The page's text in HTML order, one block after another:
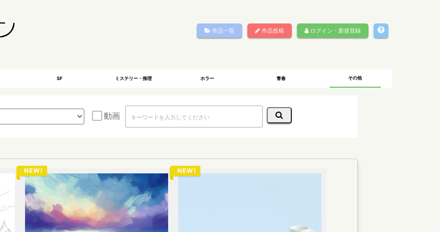
作品一覧 作品投稿 ログイン・新規登録
SF ミステリー・推理 ホラー 青春 その他
動画
NEW! NEW!